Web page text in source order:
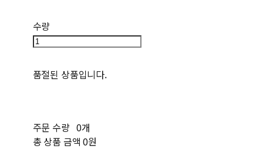
수량
품절된 상품입니다.
주문 수량 0개
총 상품 금액 0원